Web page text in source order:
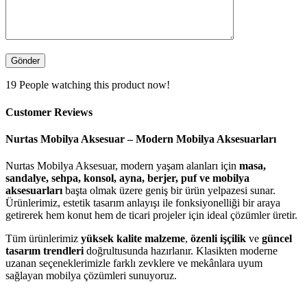
19 People watching this product now!
Customer Reviews
Nurtas Mobilya Aksesuar – Modern Mobilya Aksesuarları
Nurtas Mobilya Aksesuar, modern yaşam alanları için masa,
sandalye, sehpa, konsol, ayna, berjer, puf ve mobilya
aksesuarları başta olmak üzere geniş bir ürün yelpazesi sunar.
Ürünlerimiz, estetik tasarım anlayışı ile fonksiyonelliği bir araya
getirerek hem konut hem de ticari projeler için ideal çözümler üretir.
Tüm ürünlerimiz yüksek kalite malzeme, özenli işçilik ve güncel
tasarım trendleri doğrultusunda hazırlanır. Klasikten moderne
uzanan seçeneklerimizle farklı zevklere ve mekânlara uyum
sağlayan mobilya çözümleri sunuyoruz.